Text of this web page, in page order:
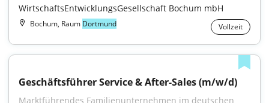
WirtschaftsEntwicklungsGesellschaft Bochum mbH
Bochum, Raum Dortmund Vollzeit
Geschäftsführer Service & After-Sales (m/w/d)
Marktführendes Familienunternehmen im deutschen